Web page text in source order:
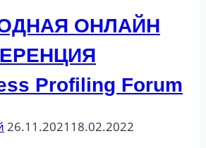
ОНЛАЙН
Profiling Forum
26.11.2021 18.02.2022